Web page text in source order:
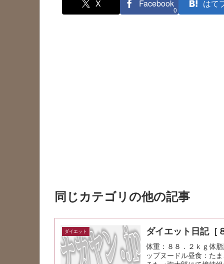
X Facebook
0
はて
同じカテゴリの他の記事
ダイエット ダイエット日記［
体重：８８．２ｋｇ体
ップヌードル昼食：た